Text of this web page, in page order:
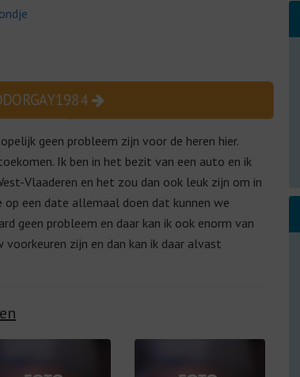
geen probleem zijn voor de heren hier.
Ik ben in het bezit van een auto en ik
Vlaaderen en het zou dan ook leuk zijn om in
op een date allemaal doen dat kunnen we
geen probleem en daar kan ik ook enorm van
zijn en dan kan ik daar alvast